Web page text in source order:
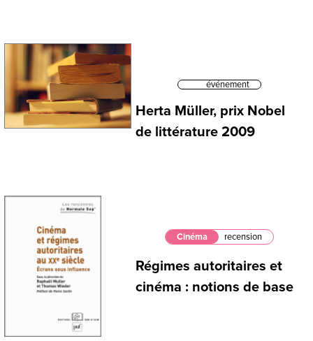
événement
Herta Müller, prix Nobel
de littérature 2009
Cinéma recension
Régimes autoritaires et
cinéma : notions de base